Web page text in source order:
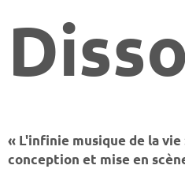
« L'infinie musique de la vie
conception et mise en